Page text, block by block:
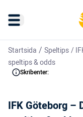
Startsida / Speltips/
speltips & odds
Skribenter:
IFK Göteborg –